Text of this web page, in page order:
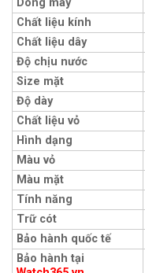
Chất liệu kính
Chất liệu dây
Độ chịu nước
Size mặt
Độ dày
Chất liệu vỏ
Hình dạng
Màu vỏ
Màu mặt
Tính năng
Trữ cót
Bảo hành quốc tế
Bảo hành tại